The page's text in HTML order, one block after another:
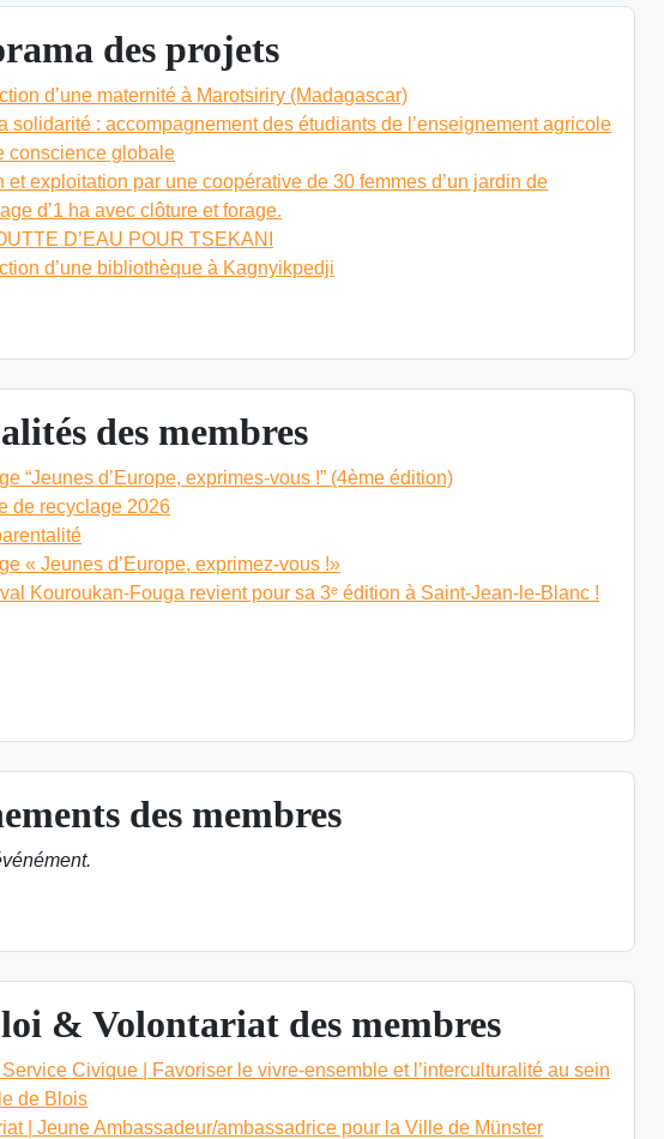
des projets
d’une maternité à Marotsiriry (Madagascar)
solidarité : accompagnement des étudiants de l’enseignement agricole
conscience globale
et exploitation par une coopérative de 30 femmes d’un jardin de
d’1 ha avec clôture et forage.
D’EAU POUR TSEKANI
d’une bibliothèque à Kagnyikpedji
des membres
“Jeunes d’Europe, exprimes-vous !” (4ème édition)
de recyclage 2026
« Jeunes d’Europe, exprimez-vous !»
Kouroukan-Fouga revient pour sa 3ᵉ édition à Saint-Jean-le-Blanc !
des membres
& Volontariat des membres
Civique | Favoriser le vivre-ensemble et l’interculturalité au sein
de Blois
| Jeune Ambassadeur/ambassadrice pour la Ville de Münster